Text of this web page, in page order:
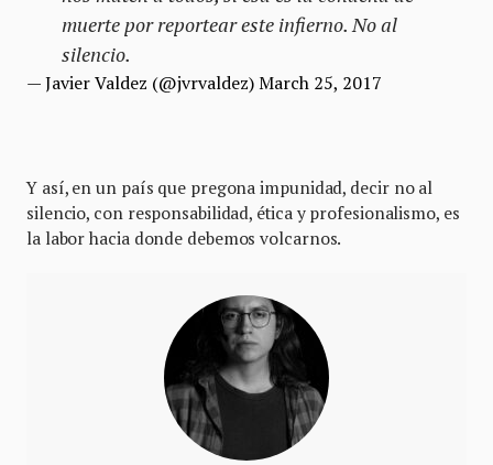
muerte por reportear este infierno. No al
silencio.
— Javier Valdez (@jvrvaldez)March 25, 2017
Y así, en un país que pregona impunidad, decir no al
silencio, con responsabilidad, ética y profesionalismo, es
la labor hacia donde debemos volcarnos.